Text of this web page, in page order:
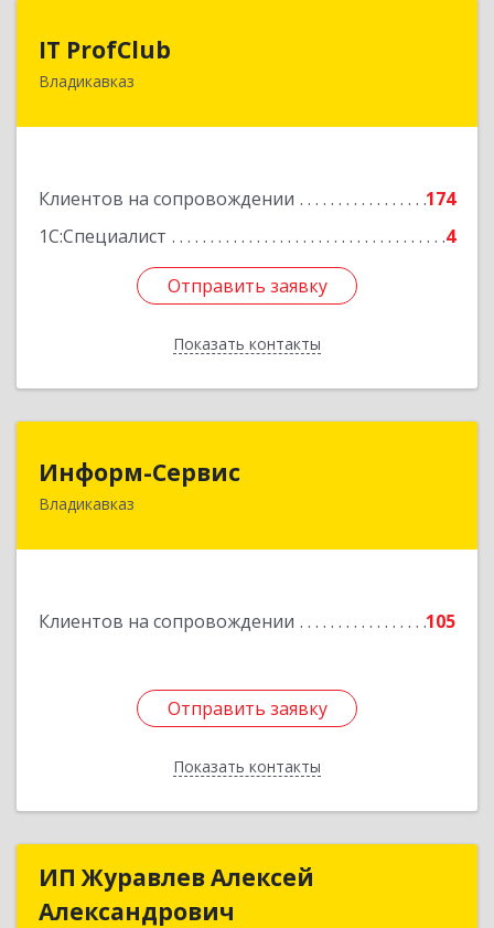
IT ProfClub
Владикавказ
Клиентов на сопровождении
174
1С:Специалист
4
Отправить заявку
Показать контакты
362045, Северная Осетия - Алания Респ,
Подробнее
Отправить заявку
Назад
Информ-Сервис
Владикавказ
Клиентов на сопровождении 105
Отправить заявку
Показать контакты
362020, Северная Осетия - Алания Респ,
Отправить заявку
Назад
ИП Журавлев Алексей
Александрович
ИП Журавлев Алексей